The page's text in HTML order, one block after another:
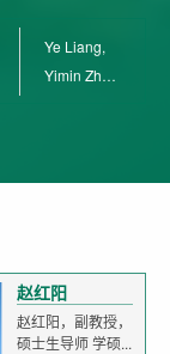
Ye Liang,
Yimin Zhu,
赵红阳
赵红阳，副教授，
硕士生导师 学硕...